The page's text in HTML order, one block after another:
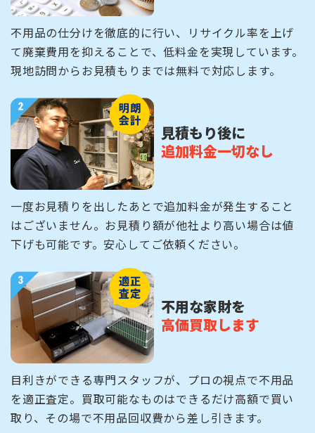
不用品の仕分けを徹底的に行い、リサイクル率を上げ
て廃棄費用を抑えることで、低料金を実現しています。
現地訪問からお見積もりまでは無料で対応します。
見積もり後に
追加料金一切なし
一度お見積りを出したあとで追加料金が発生すること
はございません。お見積り額が他社より高い場合は値
下げも可能です。安心してご依頼ください。
不用な家財を
高価買取します
目利きができる専門スタッフが、プロの視点で不用品
を適正査定。買取可能なものはできるだけ高額で買い
取り、その場で不用品回収費から差し引きます。